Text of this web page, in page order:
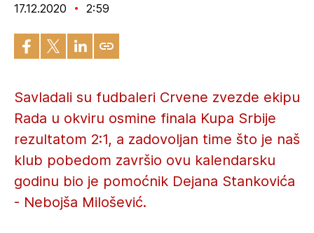
17.12.2020 2:59
Savladali su fudbaleri Crvene zvezde ekipu
Rada u okviru osmine finala Kupa Srbije
rezultatom 2:1, a zadovoljan time što je naš
klub pobedom završio ovu kalendarsku
godinu bio je pomoćnik Dejana Stankovića
- Nebojša Milošević.